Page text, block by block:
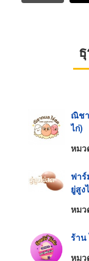
ณิช
ไก่)
หมว
ฟาร์
ยู่สูง
หมว
ร้าน
หมว